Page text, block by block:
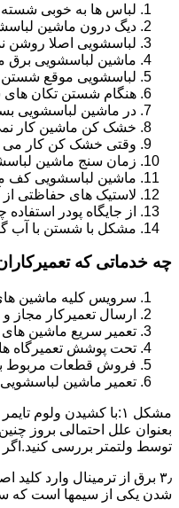
لباس ها به خوبی شسته
دیگ درون ماشین
لباسشویی اصلا روشن
ماشین لباسشویی برق
لباسشویی موقع
هنگام شستن تکان های
در ماشین لباسشویی
خشک کن ماشین کار
وقتی خشک کن کار می
زمان سنج ماشین
ماشین لباسشویی کف
لاستیک های حفاظتی
از جایگاه پودر
مشکل با شستن با آب
چه خدماتی که
سرویس کلیه ماشین
ارسال تعمیرکار
تعمیر سریع ماشین
تحت پوشش تعمیرگاه
فروش قطعات مربوط
تعمیر ماشین
مشکل ۱:ﺑﺎ ﮐﺸﯿﺪن
ﺗﻮﺳﻂ ولتمتر بررسی ﮐﻨﯿﺪ.اﮔﺮ
۳٫ ﺑﺮق از ﺗﺮﻣﯿﻨﺎل وارد
شدن ﯾﮑﯽ از سیمها است که